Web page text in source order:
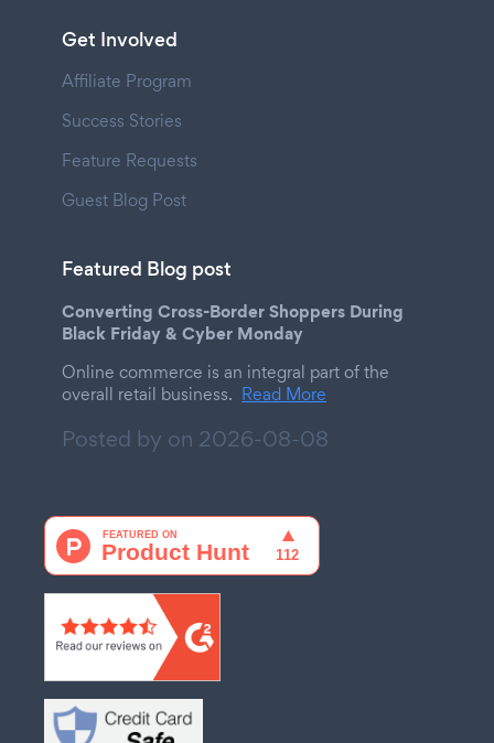
Get Involved
Affiliate Program
Success Stories
Feature Requests
Guest Blog Post
Featured Blog post
Converting Cross-Border Shoppers During
Black Friday & Cyber Monday
Online commerce is an integral part of the
overall retail business. Read More
Posted by on 2026-08-08